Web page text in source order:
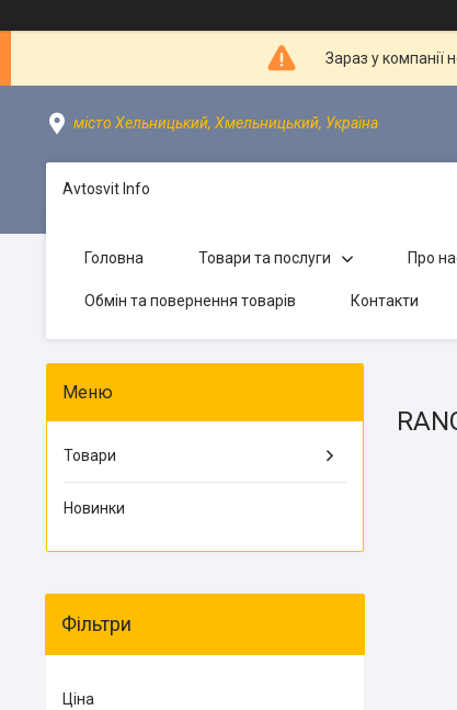
Зараз у компанії
місто Хельницький, Хмельницький, Україна
Avtosvit Info
Головна Товари та послуги Про
Обмін та повернення товарів Контакти
Товари
Новинки
Фільтри
Ціна